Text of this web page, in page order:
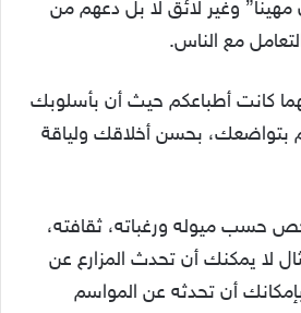
مهينا” وغير لائق لا بل دعهم من
مع الناس.
كانت أطباعكم حيث أن بأسلوبك
بتواضعك، بحسن أخلاقك ولياقة
ميوله ورغباته، ثقافته،
لا يمكنك أن تحدث المزارع عن
بإمكانك أن تحدثه عن المواسم